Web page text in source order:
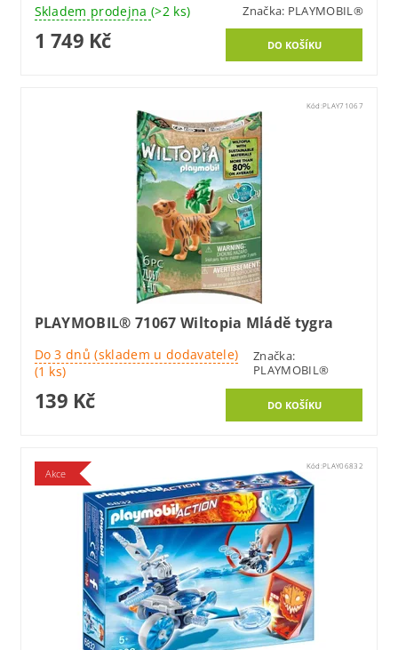
Skladem prodejna (>2 ks) Značka: PLAYMOBIL®
1 749 Kč
Kód:PLAY71067
PLAYMOBIL® 71067 Wiltopia Mládě tygra
Do 3 dnů (skladem u dodavatele)
(1 ks)
Značka:
PLAYMOBIL®
139 Kč
Akce
Kód:PLAY06832